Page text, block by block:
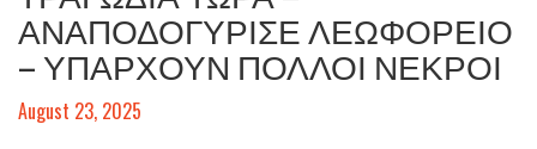
ΑΝΑΠΟΔΟΓΥΡΙΣΕ ΛΕΩΦΟΡΕΙΟ
– ΥΠΑΡΧΟΥΝ ΠΟΛΛΟΙ ΝΕΚΡΟΙ
August 23, 2025